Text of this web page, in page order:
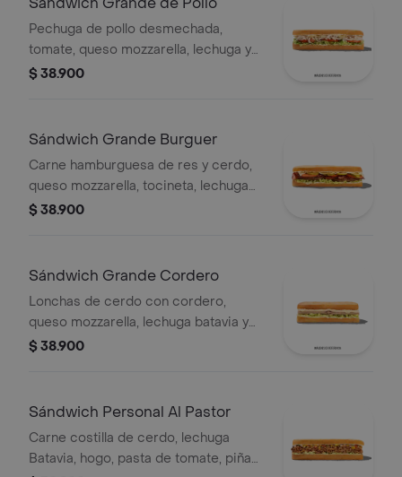
Pechuga de pollo desmechada,
tomate, queso mozzarella, lechuga y
mayonesa.
$ 38.900
Sándwich Grande Burguer
Carne hamburguesa de res y cerdo,
queso mozzarella, tocineta, lechuga
Batavia, tomate, pepinillos, salsa BBQ
$ 38.900
Sándwich Grande Cordero
Lonchas de cerdo con cordero,
queso mozzarella, lechuga batavia y
salsa Qbano
$ 38.900
Sándwich Personal Al Pastor
Carne costilla de cerdo, lechuga
Batavia, hogo, pasta de tomate, piña